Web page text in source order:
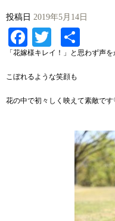
投稿日 2019年5月14日
Facebook
Twitter
有
「花嫁様キレイ！」と思わず声
こぼれるような笑顔も
花の中で初々しく映えて素敵で